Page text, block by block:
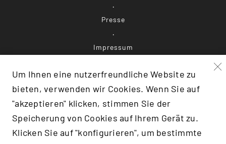
Presse
Impressum
Datenschutz
Barrierefreiheit
Um Ihnen eine nutzerfreundliche Website zu
bieten, verwenden wir Cookies. Wenn Sie auf
"akzeptieren" klicken, stimmen Sie der
Speicherung von Cookies auf Ihrem Gerät zu.
Klicken Sie auf "konfigurieren", um bestimmte